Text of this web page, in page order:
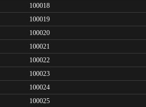
100018
100019
100020
100021
100022
100023
100024
100025